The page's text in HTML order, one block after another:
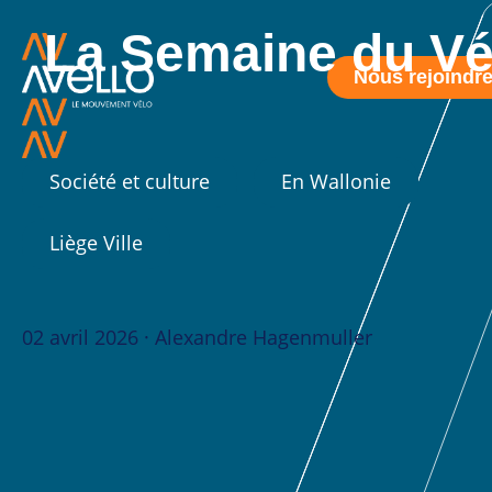
Nous rejoindre
La Semaine du
Société et culture En Wallonie
Liège Ville
02 avril 2026 · Alexandre Hagenmuller